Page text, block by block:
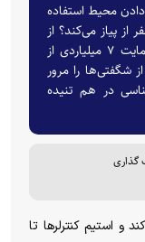
دادن محیط استفاده
از پیاز می‌کند؟ از
تاخیر ۲ ساله در تحویل کنترلر استیم تا حمایت ۷ میلیاردی از
شگفتی‌ها را مرور
در هم تنیده
گذاری
استیم کنترلرها تا